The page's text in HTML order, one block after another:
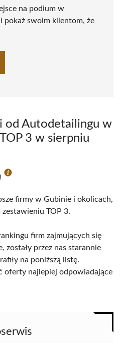
na podium w
pokaż swoim klientom, że
od Autodetailingu w
3 w sierpniu
firmy w Gubinie i okolicach,
zestawieniu TOP 3.
firm zajmujących się
zostały przez nas starannie
na poniższą listę.
oferty najlepiej odpowiadające